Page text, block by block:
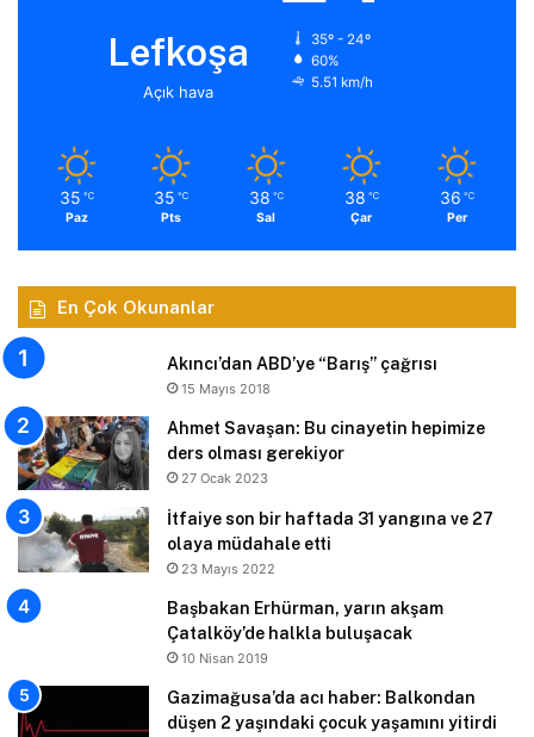
Lefkoşa
Açık hava
35º - 24º
60%
5.51 km/h
35 ℃
Paz
35 ℃
Pts
38 ℃
Sal
38 ℃
Çar
36 ℃
Per
En Çok Okunanlar
Akıncı’dan ABD’ye “Barış” çağrısı
15 Mayıs 2018
Ahmet Savaşan: Bu cinayetin hepimize
ders olması gerekiyor
27 Ocak 2023
İtfaiye son bir haftada 31 yangına ve 27
olaya müdahale etti
23 Mayıs 2022
Başbakan Erhürman, yarın akşam
Çatalköy’de halkla buluşacak
10 Nisan 2019
Gazimağusa’da acı haber: Balkondan
düşen 2 yaşındaki çocuk yaşamını yitirdi